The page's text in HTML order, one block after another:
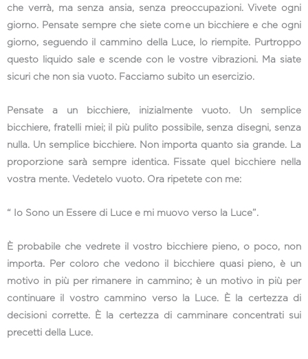
che verrà, ma senza ansia, senza preoccupazioni. Vivete ogni
giorno. Pensate sempre che siete come un bicchiere e che ogni
giorno, seguendo il cammino della Luce, lo riempite. Purtroppo
questo liquido sale e scende con le vostre vibrazioni. Ma siate
sicuri che non sia vuoto. Facciamo subito un esercizio.
Pensate a un bicchiere, inizialmente vuoto. Un semplice
bicchiere, fratelli miei; il più pulito possibile, senza disegni, senza
nulla. Un semplice bicchiere. Non importa quanto sia grande. La
proporzione sarà sempre identica. Fissate quel bicchiere nella
vostra mente. Vedetelo vuoto. Ora ripetete con me:
“ Io Sono un Essere di Luce e mi muovo verso la Luce”.
È probabile che vedrete il vostro bicchiere pieno, o poco, non
importa. Per coloro che vedono il bicchiere quasi pieno, è un
motivo in più per rimanere in cammino; è un motivo in più per
continuare il vostro cammino verso la Luce. È la certezza di
decisioni corrette. È la certezza di camminare concentrati sui
precetti della Luce.